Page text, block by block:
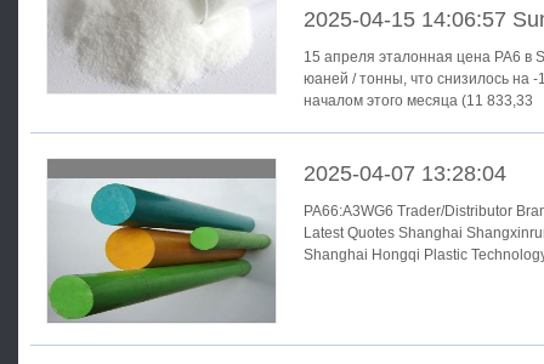
2025-04-15 14:06:57
15 апреля эталонная цена PA6 в
юаней / тонны, что снизилось на
началом этого месяца (11 833,33
2025-04-07 13:28:04
PA66:A3WG6 Trader/Distributor Brand/Origin Place of Delivery
Latest Quotes Shanghai Shangxinrun New Materials Co., Ltd. BASF
Shanghai Hongqi Plastic Technology Co., Ltd.